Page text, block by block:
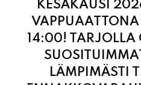
LÄMPIMÄSTI
TÄSTÄ